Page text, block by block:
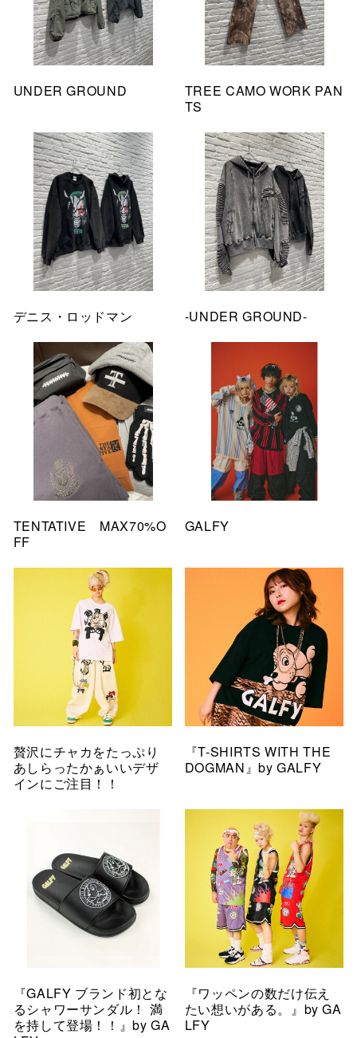
UNDER GROUND
TREE CAMO WORK PAN
TS
デニス・ロッドマン -UNDER GROUND-
TENTATIVE MAX70%O
FF
GALFY
贅沢にチャカをたっぷり
あしらったかぁいいデザ
インにご注目！！
『T-SHIRTS WITH THE
DOGMAN』by GALFY
『GALFY ブランド初とな
るシャワーサンダル！ 満
を持して登場！！』by GA
『ワッペンの数だけ伝え
たい想いがある。』by GA
LFY